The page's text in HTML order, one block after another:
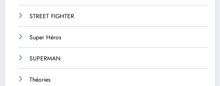
STREET FIGHTER
Super Héros
SUPERMAN
Théories